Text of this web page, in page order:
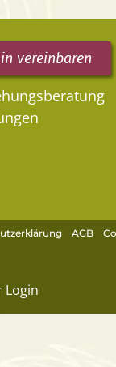
vereinbaren
AGB
Login